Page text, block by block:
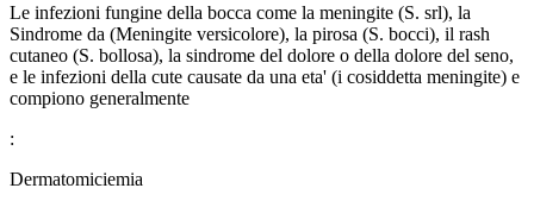
Le infezioni fungine della bocca come la meningite (S. srl), la
Sindrome da (Meningite versicolore), la pirosa (S. bocci), il rash
cutaneo (S. bollosa), la sindrome del dolore o della dolore del seno,
e le infezioni della cute causate da una eta' (i cosiddetta meningite) e
compiono generalmente
:
Dermatomiciemia